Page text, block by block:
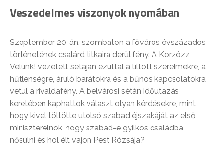
Veszedelmes viszonyok nyomában
Szeptember 20-án, szombaton a főváros évszázados
történetének csalárd titkaira derül fény. A Korzózz
Velünk! vezetett sétáján ezúttal a tiltott szerelmekre, a
hűtlenségre, áruló barátokra és a bűnös kapcsolatokra
vetül a rivaldafény. A belvárosi sétán időutazás
keretében kaphattok választ olyan kérdésekre, mint
hogy kivel töltötte utolsó szabad éjszakáját az első
miniszterelnök, hogy szabad-e gyilkos családba
nősülni és hol élt vajon Pest Rózsája?